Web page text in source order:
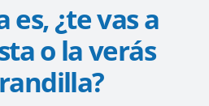
es, ¿te vas a
o la verás